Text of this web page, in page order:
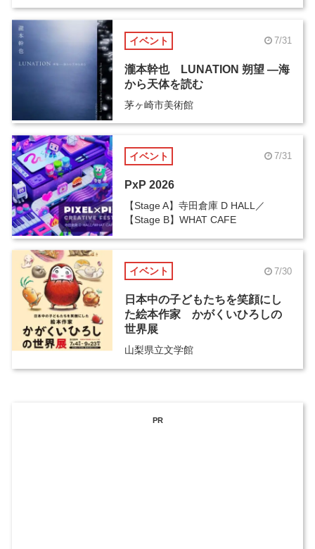
イベント 7/31
瀧本幹也 LUNATION 朔望 ―海
から天体を読む
茅ヶ崎市美術館
イベント 7/31
PxP 2026
【Stage A】寺田倉庫 D HALL／
【Stage B】WHAT CAFE
イベント 7/30
日本中の子どもたちを笑顔にし
た絵本作家 かがくいひろしの
世界展
山梨県立文学館
PR